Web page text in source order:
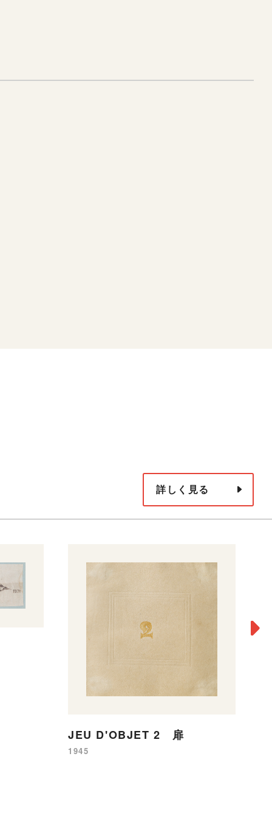
詳しく見る
JEU D'OBJET 2 扉
1945